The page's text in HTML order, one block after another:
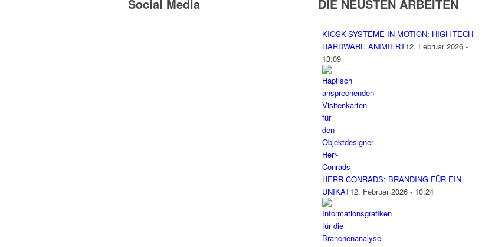
Social Media DIE NEUSTEN ARBEITEN
KIOSK-SYSTEME IN MOTION: HIGH-TECH
HARDWARE ANIMIERT12. Februar 2026 -
13:09
HERR CONRADS: BRANDING FÜR EIN
UNIKAT12. Februar 2026 - 10:24